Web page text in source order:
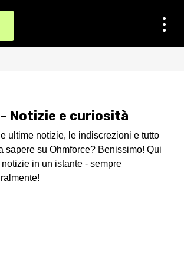
Notizie e curiosità
ultime notizie, le indiscrezioni e tutto
sapere su Ohmforce? Benissimo! Qui
in un istante - sempre